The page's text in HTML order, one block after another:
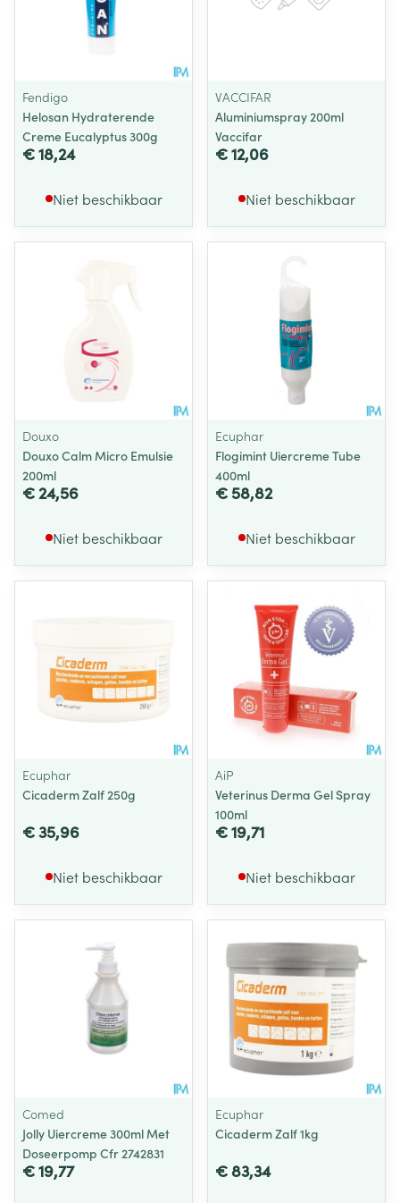
Fendigo
Helosan Hydraterende
Creme Eucalyptus 300g
€ 18,24
Niet beschikbaar
VACCIFAR
Aluminiumspray 200ml
Vaccifar
€ 12,06
Niet beschikbaar
Douxo
Douxo Calm Micro Emulsie
200ml
€ 24,56
Niet beschikbaar
Ecuphar
Flogimint Uiercreme Tube
400ml
€ 58,82
Niet beschikbaar
Ecuphar
Cicaderm Zalf 250g
€ 35,96
Niet beschikbaar
AiP
Veterinus Derma Gel Spray
100ml
€ 19,71
Niet beschikbaar
Comed
Jolly Uiercreme 300ml Met
Doseerpomp Cfr 2742831
€ 19,77
Ecuphar
Cicaderm Zalf 1kg
€ 83,34